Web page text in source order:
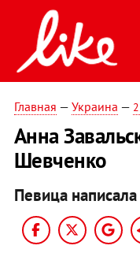
Главная — Украина —
Анна
Шевченко
Певица